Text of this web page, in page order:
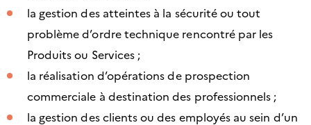
la gestion des atteintes à la sécurité ou tout
problème d’ordre technique rencontré par les
Produits ou Services ;
la réalisation d’opérations de prospection
commerciale à destination des professionnels ;
la gestion des clients ou des employés au sein d’un